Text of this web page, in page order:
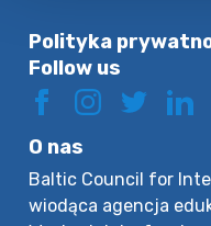
Polityka
Follow us
O nas
Baltic Council for
wiodąca agencja